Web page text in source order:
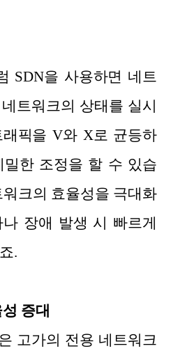
SDN을 사용하면 네트
트워크의 상태를 실시
픽을 V와 X로 균등하
한 조정을 할 수 있습
크의 효율성을 극대화
장애 발생 시 빠르게
.
증대
고가의 전용 네트워크